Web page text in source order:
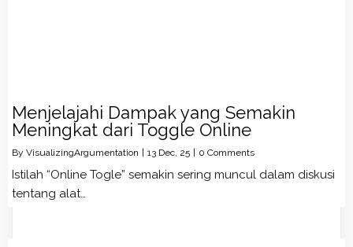
Menjelajahi Dampak yang Semakin
Meningkat dari Toggle Online
By VisualizingArgumentation 13 Dec, 25 0 Comments
Istilah “Online Togle” semakin sering muncul dalam diskusi
tentang alat…